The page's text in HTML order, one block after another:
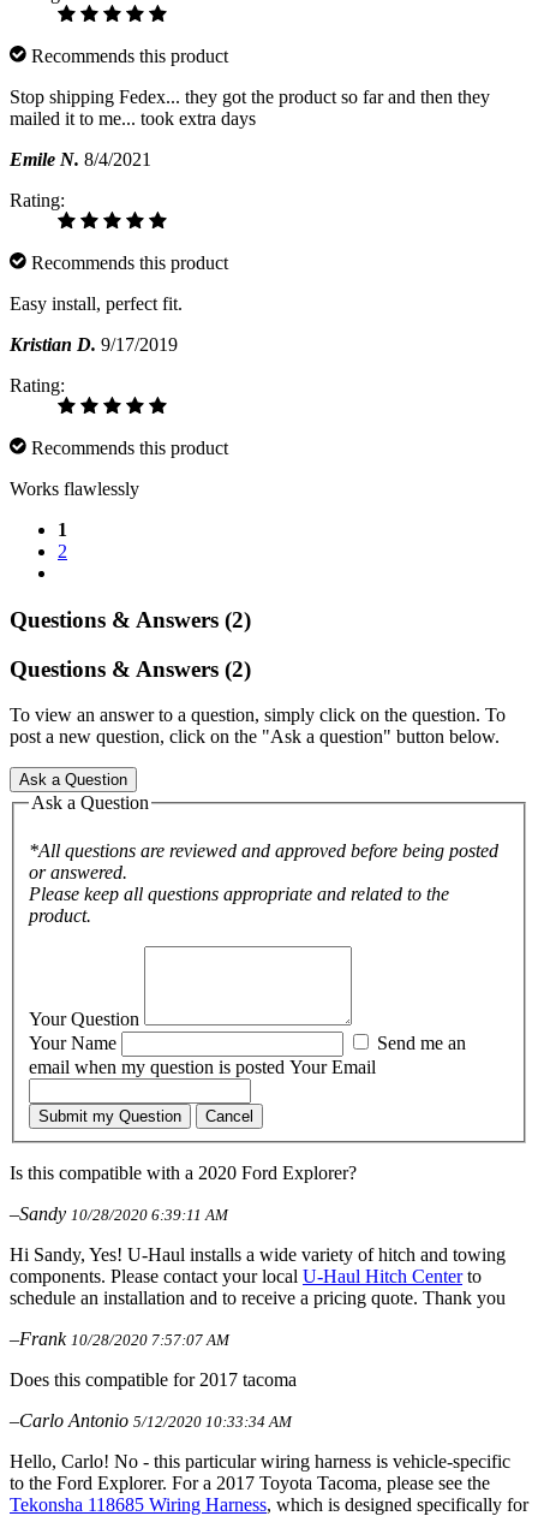
Recommends this product
Stop shipping Fedex... they got the product so far and then they
mailed it to me... took extra days
Emile N. 8/4/2021
Rating:
Recommends this product
Easy install, perfect fit.
Kristian D. 9/17/2019
Rating:
Recommends this product
Works flawlessly
1
2
Questions & Answers (2)
Questions & Answers (2)
To view an answer to a question, simply click on the question. To
post a new question, click on the "Ask a question" button below.
Ask a Question
Ask a Question
*All questions are reviewed and approved before being posted
or answered.
Please keep all questions appropriate and related to the
product.
Your Question
Your Name
email when my question is posted Your Email
Submit my Question Cancel
Is this compatible with a 2020 Ford Explorer?
–Sandy 10/28/2020 6:39:11 AM
Hi Sandy, Yes! U-Haul installs a wide variety of hitch and towing
components. Please contact your local U-Haul Hitch Centerto
schedule an installation and to receive a pricing quote. Thank you
–Frank 10/28/2020 7:57:07 AM
Does this compatible for 2017 tacoma
–Carlo Antonio 5/12/2020 10:33:34 AM
Hello, Carlo! No - this particular wiring harness is vehicle-specific
to the Ford Explorer. For a 2017 Toyota Tacoma, please see the
Tekonsha 118685 Wiring Harness, which is designed specifically for